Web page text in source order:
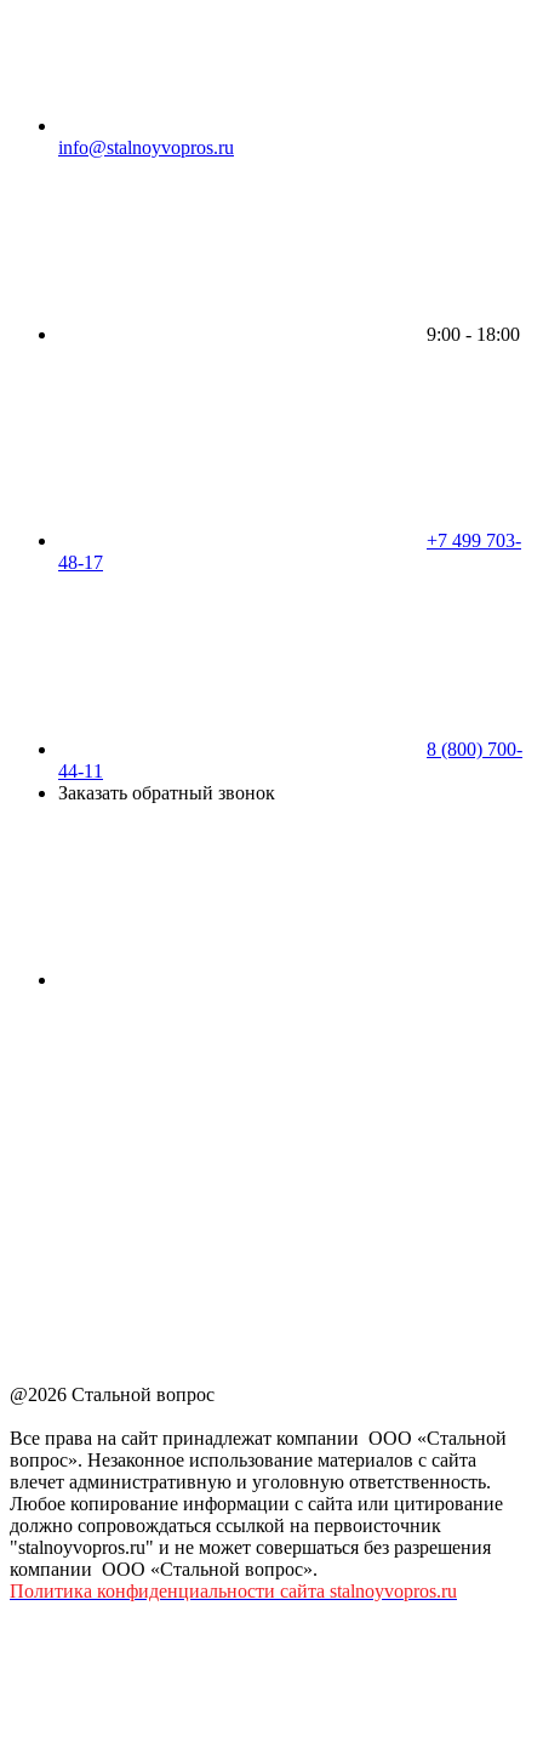
info@stalnoyvopros.ru
9:00 - 18:00
+7 499 703-
48-17
8 (800) 700-
44-11
Заказать обратный звонок
@2026 Стальной вопрос
Все права на сайт принадлежат компании ООО «Стальной
вопрос». Незаконное использование материалов с сайта
влечет административную и уголовную ответственность.
Любое копирование информации с сайта или цитирование
должно сопровождаться ссылкой на первоисточник
"stalnoyvopros.ru" и не может совершаться без разрешения
компании ООО «Стальной вопрос».
Политика конфиденциальности сайта stalnoyvopros.ru